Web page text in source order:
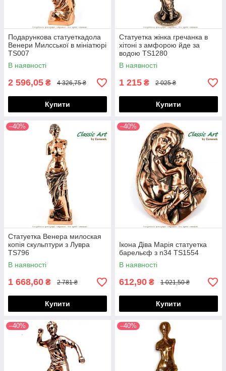
Подарункова статуеткадола
Венери Милсської в мініатюрі
TS007
В наявності
2 596,05 ₴ 4 326,75 ₴
Купити
Статуетка жінка гречанка в
хітоні з амфорою йде за
водою TS1280
В наявності
1 215 ₴ 2 025 ₴
Купити
–40%
Статуетка Венера милоская
копія скульптури з Лувра
TS796
В наявності
1 668,60 ₴ 2 781 ₴
Купити
–40%
Ікона Діва Марія статуетка
барельєф з n34 TS1554
В наявності
612,90 ₴ 1 021,50 ₴
Купити
–40% –40%